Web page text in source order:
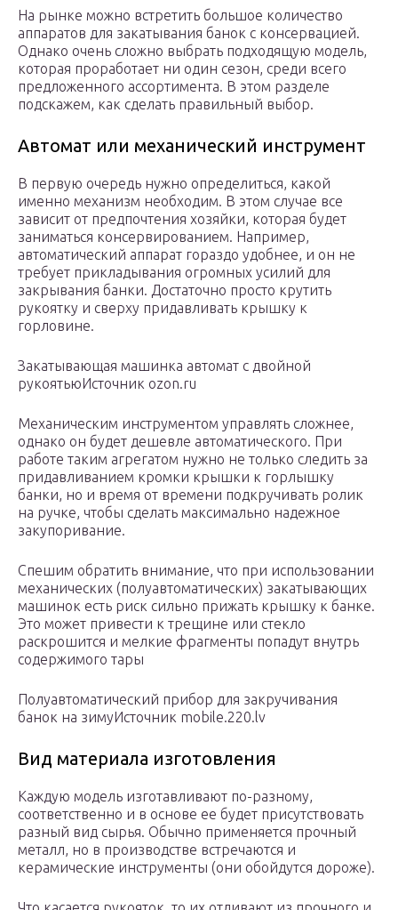
На рынке можно встретить большое количество
аппаратов для закатывания банок с консервацией.
Однако очень сложно выбрать подходящую модель,
которая проработает ни один сезон, среди всего
предложенного ассортимента. В этом разделе
подскажем, как сделать правильный выбор.
Автомат или механический инструмент
В первую очередь нужно определиться, какой
именно механизм необходим. В этом случае все
зависит от предпочтения хозяйки, которая будет
заниматься консервированием. Например,
автоматический аппарат гораздо удобнее, и он не
требует прикладывания огромных усилий для
закрывания банки. Достаточно просто крутить
рукоятку и сверху придавливать крышку к
горловине.
Закатывающая машинка автомат с двойной
рукоятьюИсточник ozon.ru
Механическим инструментом управлять сложнее,
однако он будет дешевле автоматического. При
работе таким агрегатом нужно не только следить за
придавливанием кромки крышки к горлышку
банки, но и время от времени подкручивать ролик
на ручке, чтобы сделать максимально надежное
закупоривание.
Спешим обратить внимание, что при использовании
механических (полуавтоматических) закатывающих
машинок есть риск сильно прижать крышку к банке.
Это может привести к трещине или стекло
раскрошится и мелкие фрагменты попадут внутрь
содержимого тары
Полуавтоматический прибор для закручивания
банок на зимуИсточник mobile.220.lv
Вид материала изготовления
Каждую модель изготавливают по-разному,
соответственно и в основе ее будет присутствовать
разный вид сырья. Обычно применяется прочный
металл, но в производстве встречаются и
керамические инструменты (они обойдутся дороже).